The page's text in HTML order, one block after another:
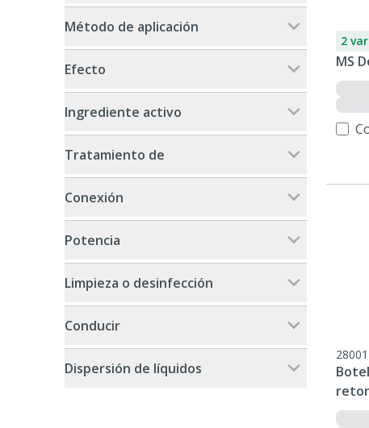
Método de aplicación
Efecto
Ingrediente activo
Tratamiento de
Conexión
Potencia
Limpieza o desinfección
Conducir
Dispersión de líquidos
2
MS